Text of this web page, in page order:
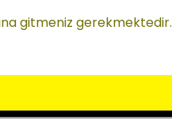
gitmeniz gerekmektedir.